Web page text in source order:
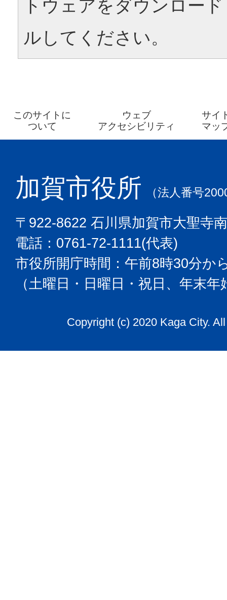
トウェアをダウンロー
ルしてください。
このサイトに
ついて
ウェブ
アクセシビリティ
サイ
マッ
加賀市役所 （法人番号
〒922-8622 石川県加賀市大聖寺
電話：0761-72-1111(代表)
市役所開庁時間：午前8時30分か
（土曜日・日曜日・祝日、年末
Copyright (c) 2020 Kaga City.